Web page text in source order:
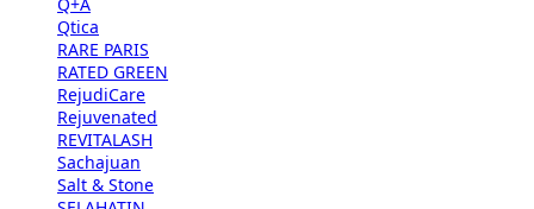
Qtica
RARE PARIS
RATED GREEN
RejudiCare
Rejuvenated
REVITALASH
Sachajuan
Salt & Stone